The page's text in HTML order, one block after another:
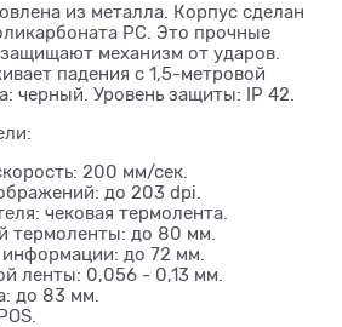
из металла. Корпус сделан
РС. Это прочные
механизм от ударов.
падения с 1,5-метровой
черный. Уровень защиты: IP 42.
200 мм/сек.
до 203 dpi.
чековая термолента.
термоленты: до 80 мм.
до 72 мм.
ленты: 0,056 - 0,13 мм.
до 83 мм.